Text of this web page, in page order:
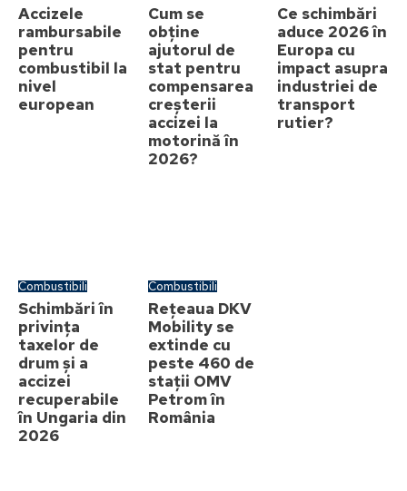
Accizele
rambursabile
pentru
combustibil la
nivel
european
Cum se
obține
ajutorul de
stat pentru
compensarea
creșterii
accizei la
motorină în
2026?
Ce schimbări
aduce 2026 în
Europa cu
impact asupra
industriei de
transport
rutier?
Combustibili
Schimbări în
privința
taxelor de
drum și a
accizei
recuperabile
în Ungaria din
2026
Combustibili
Rețeaua DKV
Mobility se
extinde cu
peste 460 de
stații OMV
Petrom în
România